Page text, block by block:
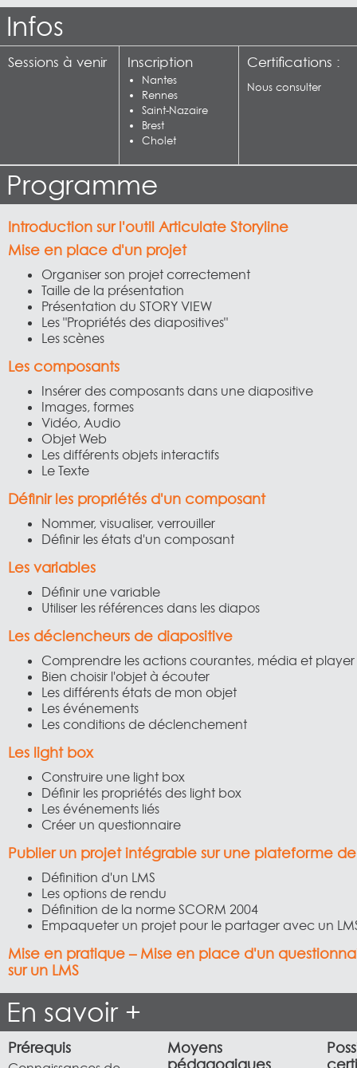
Infos
Sessions à venir Inscription
Nantes
Rennes
Saint-Nazaire
Brest
Cholet
Certifications :
Nous consulter
Programme
Introduction sur l'outil Articulate Storyline
Mise en place d'un projet
Organiser son projet correctement
Taille de la présentation
Présentation du STORY VIEW
Les "Propriétés des diapositives"
Les scènes
Les composants
Insérer des composants dans une diapositive
Images, formes
Vidéo, Audio
Objet Web
Les différents objets interactifs
Le Texte
Définir les propriétés d'un composant
Nommer, visualiser, verrouiller
Définir les états d'un composant
Les variables
Définir une variable
Utiliser les références dans les diapos
Les déclencheurs de diapositive
Comprendre les actions courantes, média et player
Bien choisir l'objet à écouter
Les différents états de mon objet
Les événements
Les conditions de déclenchement
Les light box
Construire une light box
Définir les propriétés des light box
Les événements liés
Créer un questionnaire
Publier un projet intégrable sur une plateforme
Définition d'un LMS
Les options de rendu
Définition de la norme SCORM 2004
Empaqueter un projet pour le partager avec un
Mise en pratique – Mise en place d'un
sur un LMS
En savoir +
Prérequis
Moyens
pédagogiques